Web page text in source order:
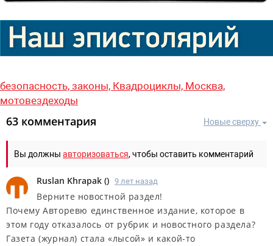
безопасность, законы, Квадроциклы, Москва,
мотовездеходы
Новые сверху
63 комментария
Вы должны авторизоваться, чтобы оставить комментарий
Ruslan Khrapak () 9 лет назад
Верните новостной раздел!
Почему Авторевю единственное издание, которое в
этом году отказалось от рубрик и новостного раздела?
Газета (журнал) стала «лысой» и какой-то